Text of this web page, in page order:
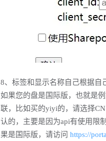
8、标签和显示名称自己根据自
如果您的盘是国际版，也就是
联，比如买的yiyi的，请选择
认的，主要是因为api有使用限
果是国际版，请访问 https://